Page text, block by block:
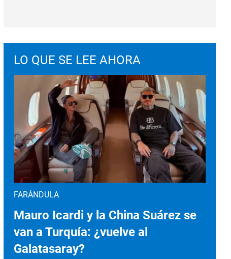
LO QUE SE LEE AHORA
FARÁNDULA
Mauro Icardi y la China Suárez se
van a Turquía: ¿vuelve al
Galatasaray?